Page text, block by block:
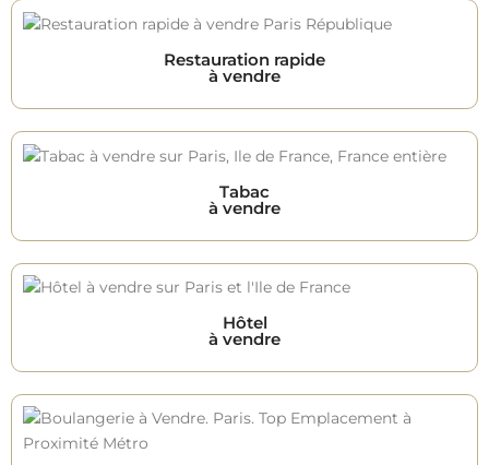
Restauration rapide
à vendre
Tabac
à vendre
Hôtel
à vendre